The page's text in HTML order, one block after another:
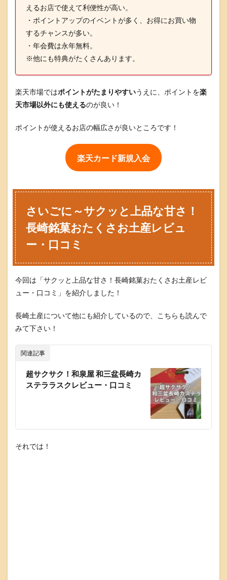
えるお店で使えて利便性が高い。
・ポイントアップのイベントが多く、お得にお買い物
するチャンスが多い。
・年会費は永年無料。
※他にも特典がたくさんあります。
楽天市場ではポイントがたまりやすいうえに、ポイントを楽
天市場以外にも使えるのが良い！
ポイントが使えるお店の幅広さが良いところです！
楽天カード新規入会
さいごに～サクッと上品な甘さ！
長崎銘菓おたくさお土産レビュ
ー・口コミ
今回は「サクッと上品な甘さ！長崎銘菓おたくさお土産レビ
ュー・口コミ」を紹介しました！
長崎土産について他にも紹介しているので、こちらも読んで
みて下さい！
関連記事
超サクサク！和泉屋 和三盆長崎カ
ステララスクレビュー・口コミ
それでは！